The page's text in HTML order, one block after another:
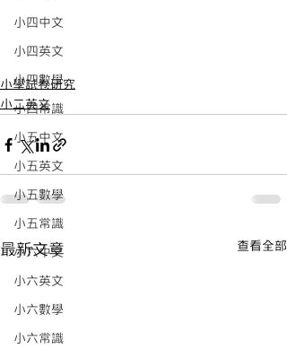
小四中文
小四英文
小四數學
小四常識
小五中文
小五英文
小五數學
小五常識
小六中文
小六英文
小六數學
小六常識
小學試卷研究
小二英文
最新文章 查看全部